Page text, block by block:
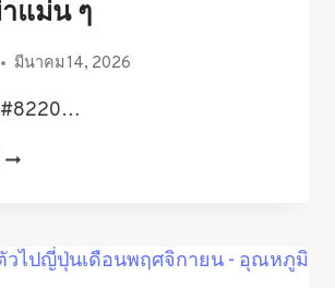
แม่น ๆ
มีนาคม 14, 2026
รีวิว